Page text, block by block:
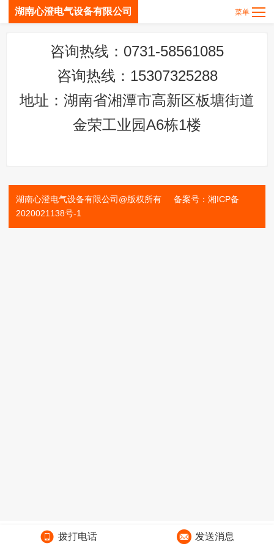
湖南心澄电气设备有限公司
咨询热线：0731-58561085
咨询热线：15307325288
地址：湖南省湘潭市高新区板塘街道
金荣工业园A6栋1楼
湖南心澄电气设备有限公司 @版权所有 备案号： 湘ICP备
2020021138号-1
拨打电话 发送消息